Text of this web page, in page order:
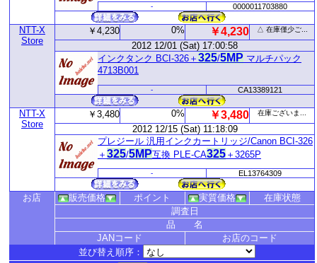
- 0000011703880
NTT-X
Store
￥4,230 0% ￥4,230 △ 在庫僅少ご...
2012 12/01 (Sat) 17:00:58
インクタンク BCI-326＋ 325/5MP マルチパック
4713B001
- CA13389121
NTT-X
Store
￥3,480 0% ￥3,480 在庫ございま...
2012 12/15 (Sat) 11:18:09
プレジール 汎用インクカートリッジ/Canon BCI-326
＋ 325/5MP互換 PLE-CA325 ＋3265P
- EL13764309
お店 販売価格 ポイント 実質価格
在庫状態
調査日
品 名
JANコード
お店のコード
並び替え順序：